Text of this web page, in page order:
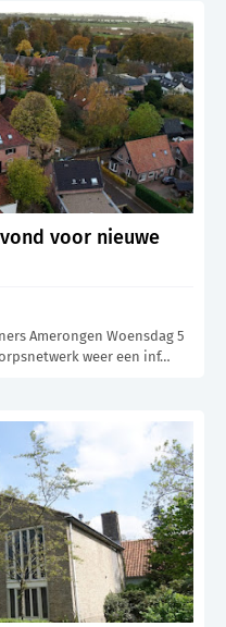
voor nieuwe
Amerongen Woensdag 5
weer een inf…